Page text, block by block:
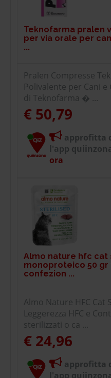
Teknofarma pralen
per via orale per
...
Pralen Compresse
Polivalente per Cani
di Teknofarma � ...
€ 50,79
approfitta
l'app
ora
Almo nature hfc cat
monoproteico 50
confezion ...
Almo Nature HFC Cat
Leggerezza HFC e
sterilizzati o ca ...
€ 24,96
approfitta
l'app